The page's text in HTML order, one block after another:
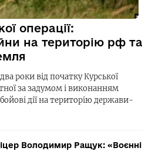
операції:
на територію рф та
роки від початку Курської
за задумом і виконанням
дії на територію держави-
Володимир Ращук: «Воєнні